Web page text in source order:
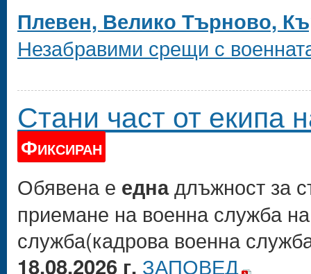
Плевен, Велико Търново,
Незабравими срещи с
Стани част от екипа
Фиксиран
Обявена е еднадлъжност за
приемане на военна служба
служба(кадрова военна
18.08.2026 г. ЗАПОВЕД